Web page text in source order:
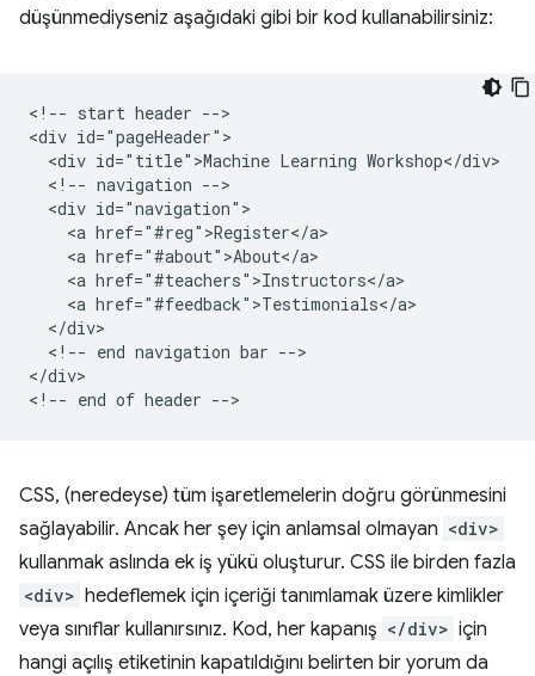
düşünmediyseniz aşağıdaki gibi bir kod kullanabilirsiniz:
<!-- start header -->
<div id="pageHeader">
  <div id="title">Machine Learning Workshop</div>
  <!-- navigation -->
  <div id="navigation">
    <a href="#reg">Register</a>
    <a href="#about">About</a>
    <a href="#teachers">Instructors</a>
    <a href="#feedback">Testimonials</a>
  </div>
  <!-- end navigation bar -->
</div>
CSS, (neredeyse) tüm işaretlemelerin doğru görünmesini
sağlayabilir. Ancak her şey için anlamsal olmayan <div>
kullanmak aslında ek iş yükü oluşturur. CSS ile birden fazla
<div> hedeflemek için içeriği tanımlamak üzere kimlikler
veya sınıflar kullanırsınız. Kod, her kapanış </div> için
hangi açılış etiketinin kapatıldığını belirten bir yorum da